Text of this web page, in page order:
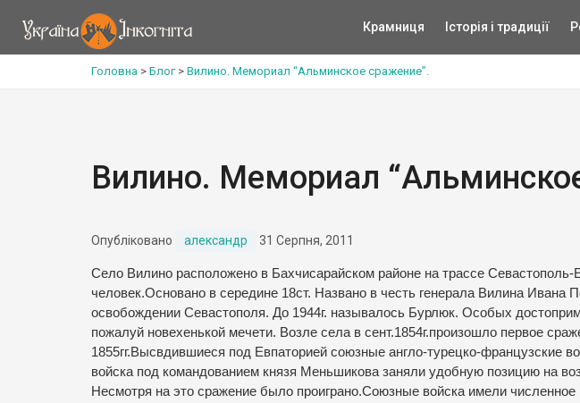
Крамниця Історія і традиції
Головна > Блог> Вилино. Мемориал “Альминское сражение”.
Вилино. Мемориал
Опубліковано александр 31 Серпня, 2011
Село Вилино расположено в Бахчисарайском районе на трассе Севастополь-
человек.Основано в середине 18ст. Названо в честь генерала Вилина Ивана
освобождении Севастополя. До 1944г. называлось Бурлюк. Особых
пожалуй новехенькой мечети. Возле села в сент.1854г.произошло первое
1855гг.Высвдившиеся под Евпаторией союзные англо-турецко-французские
войска под командованием князя Меньшикова заняли удобную позицию на
Несмотря на это сражение было проиграно.Союзные войска имели